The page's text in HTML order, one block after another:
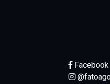
Facebook